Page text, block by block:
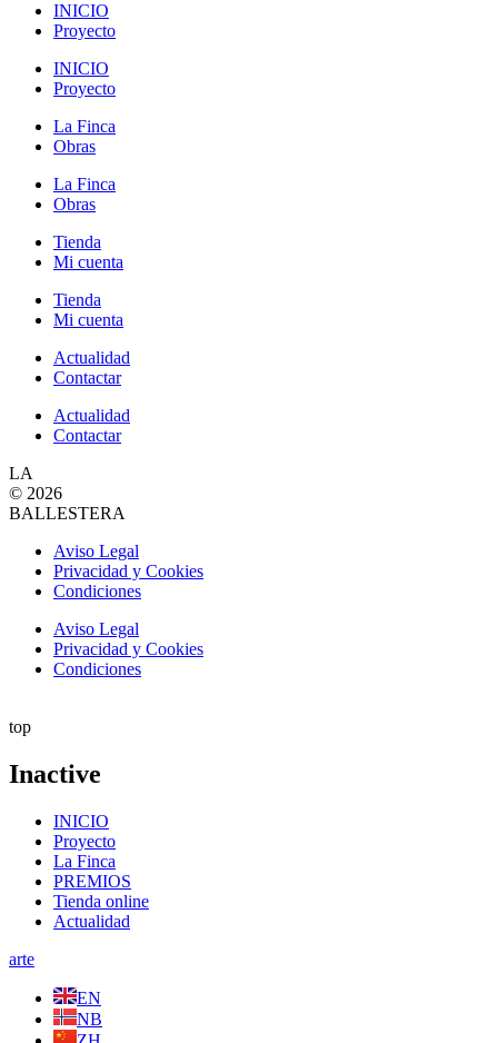
INICIO
Proyecto
INICIO
Proyecto
La Finca
Obras
La Finca
Obras
Tienda
Mi cuenta
Tienda
Mi cuenta
Actualidad
Contactar
Actualidad
Contactar
LA
© 2026
BALLESTERA
Aviso Legal
Privacidad y Cookies
Condiciones
Aviso Legal
Privacidad y Cookies
Condiciones
top
Inactive
INICIO
Proyecto
La Finca
PREMIOS
Tienda online
Actualidad
arte
EN
NB